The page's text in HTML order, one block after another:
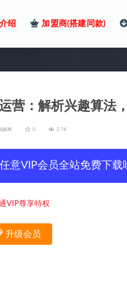
绍 加盟商(搭建同款)
营：解析兴趣算法
缘网 0 2.7K
任意VIP会员全站免费下载
VIP尊享特权
升级会员